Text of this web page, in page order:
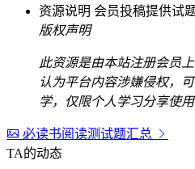
资源说明 会员投稿提供试
版权声明
此资源是由本站注册会员
认为平台内容涉嫌侵权，
学，仅限个人学习分享使
必读书阅读测试题汇总
TA的动态